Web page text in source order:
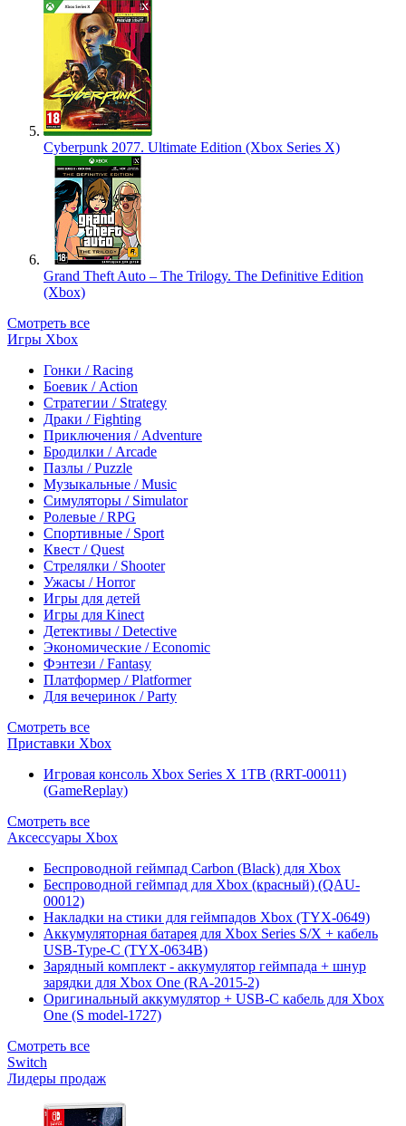
Cyberpunk 2077. Ultimate Edition (Xbox Series X)
Grand Theft Auto – The Trilogy. The Definitive Edition
(Xbox)
Смотреть все
Игры Xbox
Гонки / Racing
Боевик / Action
Стратегии / Strategy
Драки / Fighting
Приключения / Adventure
Бродилки / Arcade
Пазлы / Puzzle
Музыкальные / Music
Симуляторы / Simulator
Ролевые / RPG
Спортивные / Sport
Квест / Quest
Стрелялки / Shooter
Ужасы / Horror
Игры для детей
Игры для Kinect
Детективы / Detective
Экономические / Economic
Фэнтези / Fantasy
Платформер / Platformer
Для вечеринок / Party
Смотреть все
Приставки Xbox
Игровая консоль Xbox Series X 1TB (RRT-00011)
(GameReplay)
Смотреть все
Аксессуары Xbox
Беспроводной геймпад Carbon (Black) для Xbox
Беспроводной геймпад для Xbox (красный) (QAU-
00012)
Накладки на стики для геймпадов Xbox (TYX-0649)
Аккумуляторная батарея для Xbox Series S/X + кабель
USB-Type-C (TYX-0634B)
Зарядный комплект - аккумулятор геймпада + шнур
зарядки для Xbox One (RA-2015-2)
Оригинальный аккумулятор + USB-C кабель для Xbox
One (S model-1727)
Смотреть все
Switch
Лидеры продаж